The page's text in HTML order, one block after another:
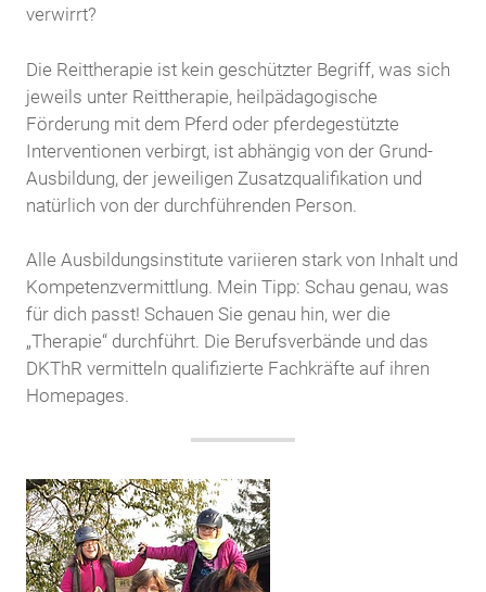
verwirrt?
Die Reittherapie ist kein geschützter Begriff, was sich
jeweils unter Reittherapie, heilpädagogische
Förderung mit dem Pferd oder pferdegestützte
Interventionen verbirgt, ist abhängig von der Grund-
Ausbildung, der jeweiligen Zusatzqualifikation und
natürlich von der durchführenden Person.
Alle Ausbildungsinstitute variieren stark von Inhalt und
Kompetenzvermittlung. Mein Tipp: Schau genau, was
für dich passt! Schauen Sie genau hin, wer die
„Therapie“ durchführt. Die Berufsverbände und das
DKThR vermitteln qualifizierte Fachkräfte auf ihren
Homepages.